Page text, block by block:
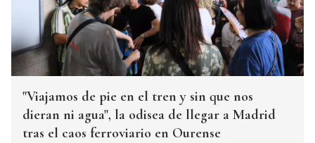
"Viajamos de pie en el tren y sin que nos
dieran ni agua", la odisea de llegar a Madrid
tras el caos ferroviario en Ourense